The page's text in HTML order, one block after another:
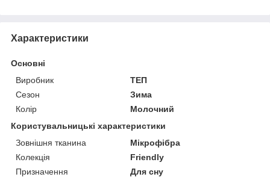
Характеристики
Основні
Виробник
ТЕП
Сезон
Зима
Колір
Молочний
Користувальницькі характеристики
Зовнішня тканина
Мікрофібра
Колекція
Friendly
Призначення
Для сну